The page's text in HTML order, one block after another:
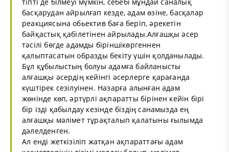
басқарудан айрылғап кезде, адам өзіне, басқалар
реакциясына обьектив баға беріп, әрекетін
байқастық қабілетінен айрылады.Алғашқы әсер
тәсілі бөгде адамды біріншікөргеннен
қалыптасатын образды бекіту үшін қолданылады.
Бұл құбылыстың болуы адамға байланысты
алғашқы әсердің кейінгі әсерлерге қарағанда
күштірек сезілуінен. Назарға алынған адам
жөнінде көп, әртүрлі ақпаратты бірінен кейін бірі
бір ізді қабылдау кезінде біздің санамызда ең
алғашқы мәлімет тұрақталып қалатыны ғылымда
дәлелденген.
Ал енді жеткізіліп жатқан ақпараттағы адам